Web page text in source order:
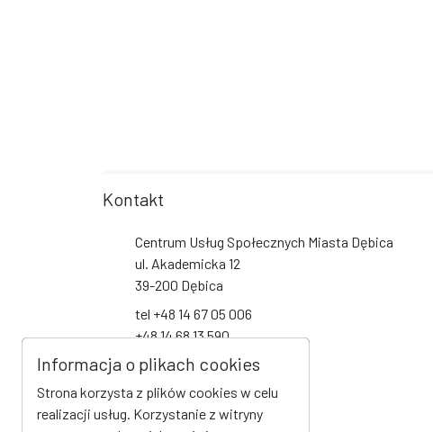
Kontakt
Centrum Usług Społecznych Miasta Dębica
ul. Akademicka 12
39-200 Dębica
tel +48 14 67 05 006
+48 14 68 13 590
+48 14 68 13 591
+48 14 68 19 093
biuro@cus-debica.pl
Informacja o plikach cookies
Strona korzysta z plików cookies w celu
realizacji usług. Korzystanie z witryny